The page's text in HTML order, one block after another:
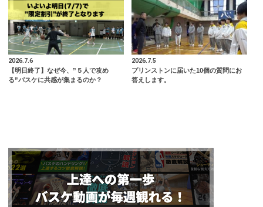
2026.7.6
【明日終了】なぜ今、”５人で攻め
る”バスケに共感が集まるのか？
2026.7.5
プリンストンに届いた10個の質問にお
答えします。